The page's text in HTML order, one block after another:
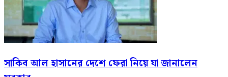
সাকিব আল হাসানের দেশে ফেরা নিয়ে যা জানালেন